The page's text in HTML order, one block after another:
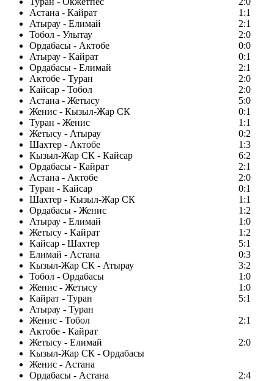
Астана - Кайрат
1:1
Атырау - Елимай
2:1
Тобол - Улытау
2:0
Ордабасы - Актобе
0:0
Атырау - Кайрат
0:1
Ордабасы - Елимай
2:1
Актобе - Туран
2:0
Кайсар - Тобол
2:0
Астана - Жетысу
5:0
Женис - Кызыл-Жар СК
0:1
Туран - Женис
1:1
Жетысу - Атырау
0:2
Шахтер - Актобе
1:3
Кызыл-Жар СК - Кайсар
6:2
Ордабасы - Кайрат
2:1
Астана - Актобе
2:0
Туран - Кайсар
0:1
Шахтер - Кызыл-Жар СК
1:1
Ордабасы - Женис
1:2
Атырау - Елимай
1:0
Жетысу - Кайрат
1:2
Кайсар - Шахтер
5:1
Елимай - Астана
0:3
Кызыл-Жар СК - Атырау
3:2
Тобол - Ордабасы
1:0
Женис - Жетысу
1:0
Кайрат - Туран
5:1
Атырау - Туран
Женис - Тобол
2:1
Актобе - Кайрат
Жетысу - Елимай
2:0
Кызыл-Жар СК - Ордабасы
Женис - Астана
Ордабасы - Астана
2:4